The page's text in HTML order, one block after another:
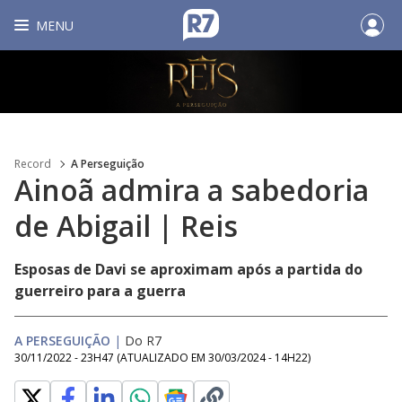
MENU
Record A Perseguição
Ainoã admira a sabedoria
de Abigail | Reis
Esposas de Davi se aproximam após a partida do
guerreiro para a guerra
A PERSEGUIÇÃO | Do R7
30/11/2022 - 23H47 (ATUALIZADO EM 30/03/2024 - 14H22)